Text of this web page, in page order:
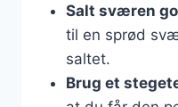
Salt sværen
til en sprød
saltet.
Brug et